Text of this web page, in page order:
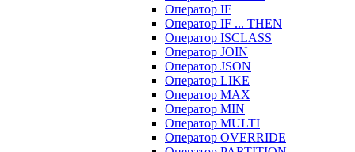
Оператор IF
Оператор IF ... THEN
Оператор ISCLASS
Оператор JOIN
Оператор JSON
Оператор LIKE
Оператор MAX
Оператор MIN
Оператор MULTI
Оператор OVERRIDE